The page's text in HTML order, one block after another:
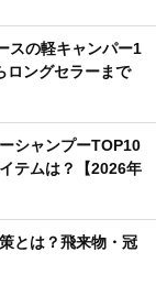
スの軽キャンパー1
ロングセラーまで
シャンプーTOP10
テムは？【2026年
とは？飛来物・冠